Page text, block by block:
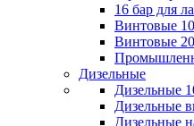
16 бар для
Винтовые
Винтовые
Дизельные
Дизельные
Дизельные
Дизельные